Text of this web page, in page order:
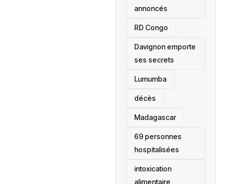
annoncés
‎RD Congo
Davignon emporte
ses secrets
Lumumba
décès
‎Madagascar
69 personnes
hospitalisées
intoxication
alimentaire